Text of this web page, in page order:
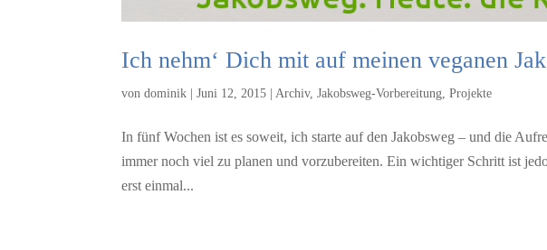
Ich nehm‘ Dich mit auf meinen veganen
vondominik |Juni 12, 2015 Archiv,Jakobsweg-Vorbereitung ,Projekte
In fünf Wochen ist es soweit, ich starte auf den Jakobsweg – und die
immer noch viel zu planen und vorzubereiten. Ein wichtiger Schritt ist
erst einmal...